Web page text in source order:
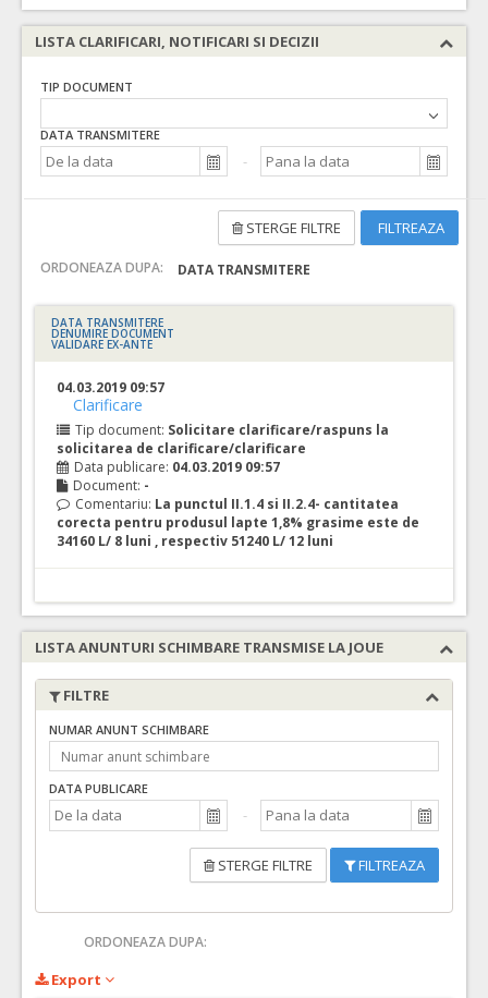
LISTA CLARIFICARI, NOTIFICARI SI DECIZII
TIP DOCUMENT
DATA TRANSMITERE
FILTREAZA
STERGE FILTRE
ORDONEAZA DUPA: DATA TRANSMITERE
DATA TRANSMITERE
DENUMIRE DOCUMENT
VALIDARE EX-ANTE
04.03.2019 09:57
Clarificare
Tip document: Solicitare clarificare/raspuns la
solicitarea de clarificare/clarificare
Data publicare: 04.03.2019 09:57
Document: -
Comentariu: La punctul II.1.4 si II.2.4- cantitatea
corecta pentru produsul lapte 1,8% grasime este de
34160 L/ 8 luni , respectiv 51240 L/ 12 luni
LISTA ANUNTURI SCHIMBARE TRANSMISE LA JOUE
FILTRE
NUMAR ANUNT SCHIMBARE
DATA PUBLICARE
STERGE FILTRE FILTREAZA
ORDONEAZA DUPA:
Export